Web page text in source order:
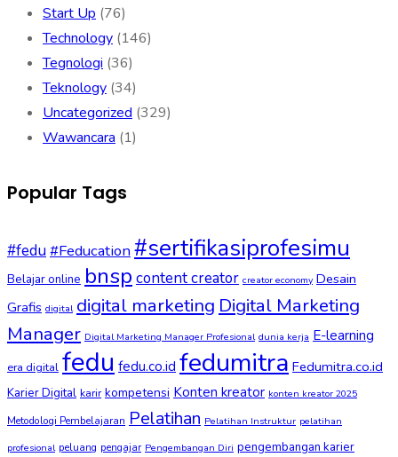
Start Up (76)
Technology (146)
Tegnologi (36)
Teknology (34)
Uncategorized (329)
Wawancara (1)
Popular Tags
#fedu#Feducation#sertifikasiprofesimu
Belajar online bnsp content creator creator economy Desain
Grafis digital digital marketing Digital Marketing
Manager Digital Marketing Manager Profesional dunia kerja E-learning
era digital fedu fedu.co.id fedumitra Fedumitra.co.id
Karier Digital karir kompetensi Konten kreator konten kreator 2025
Metodologi Pembelajaran Pelatihan Pelatihan Instruktur pelatihan
profesional peluang pengajar Pengembangan Diri pengembangan karier